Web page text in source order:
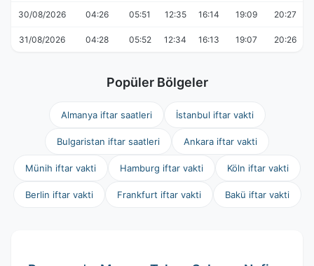
30/08/2026 04:26 05:51 12:35 16:14 19:09 20:27
31/08/2026 04:28 05:52 12:34 16:13 19:07 20:26
Popüler Bölgeler
Almanya iftar saatleri İstanbul iftar vakti
Bulgaristan iftar saatleri Ankara iftar vakti
Münih iftar vakti Hamburg iftar vakti Köln iftar vakti
Berlin iftar vakti Frankfurt iftar vakti Bakü iftar vakti